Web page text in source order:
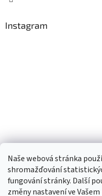
Naše webová stránka
shromažďování
fungování stránky. Další
změny nastavení ve
Instagram